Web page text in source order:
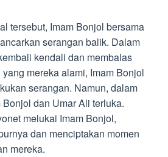
tersebut, Imam Bonjol bersama
serangan balik. Dalam
kendali dan membalas
mereka alami, Imam Bonjol
serangan. Namun, dalam
dan Umar Ali terluka.
melukai Imam Bonjol,
dan menciptakan momen
mereka.